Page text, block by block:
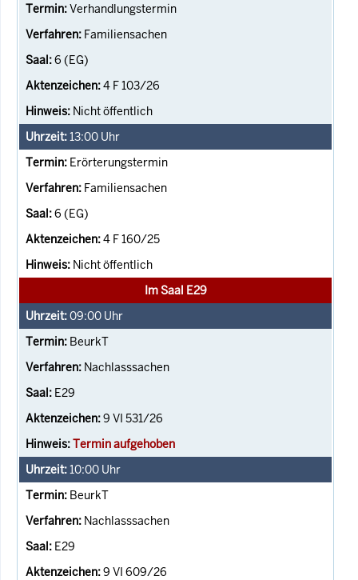
Verhandlungstermin
Familiensachen
6 (EG)
4 F 103/26
Nicht öffentlich
13:00 Uhr
Erörterungstermin
Familiensachen
6 (EG)
4 F 160/25
Nicht öffentlich
Im Saal E29
09:00 Uhr
BeurkT
Nachlasssachen
E29
9 VI 531/26
Termin aufgehoben
10:00 Uhr
BeurkT
Nachlasssachen
E29
9 VI 609/26